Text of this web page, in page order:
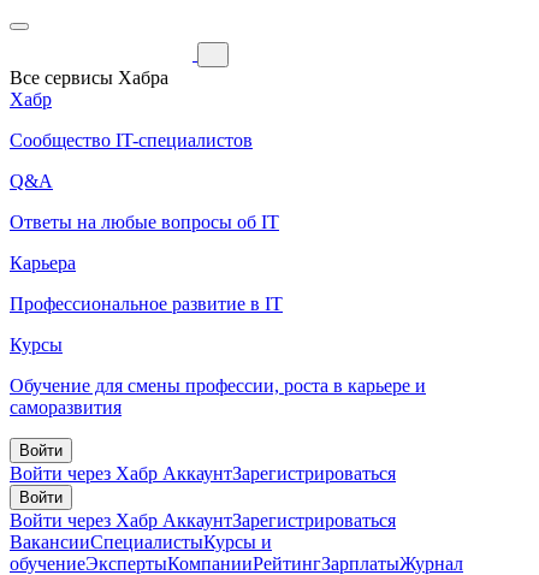
Все сервисы Хабра
Хабр
Сообщество IT-специалистов
Q&A
Ответы на любые вопросы об IT
Карьера
Профессиональное развитие в IT
Курсы
Обучение для смены профессии, роста в карьере и
саморазвития
Войти
Войти через Хабр АккаунтЗарегистрироваться
Войти
Войти через Хабр АккаунтЗарегистрироваться
ВакансииСпециалистыКурсы и
обучениеЭкспертыКомпанииРейтингЗарплатыЖурнал